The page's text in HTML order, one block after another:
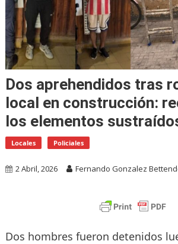
Dos aprehendidos tras
local en construcción:
los elementos
Locales Policiales
2 Abril, 2026 Fernando Gonzalez
Dos hombres fueron detenidos